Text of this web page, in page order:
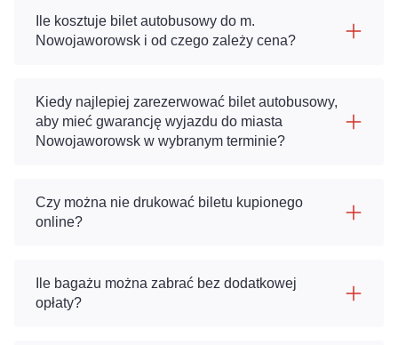
Ile kosztuje bilet autobusowy do m.
Nowojaworowsk i od czego zależy cena?
Kiedy najlepiej zarezerwować bilet autobusowy,
aby mieć gwarancję wyjazdu do miasta
Nowojaworowsk w wybranym terminie?
Czy można nie drukować biletu kupionego
online?
Ile bagażu można zabrać bez dodatkowej
opłaty?